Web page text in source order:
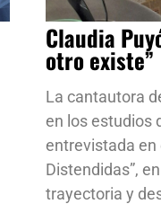
Claudia
otro existe”
La cantautora
en los estudios
entrevistada en
Distendidas”,
trayectoria y